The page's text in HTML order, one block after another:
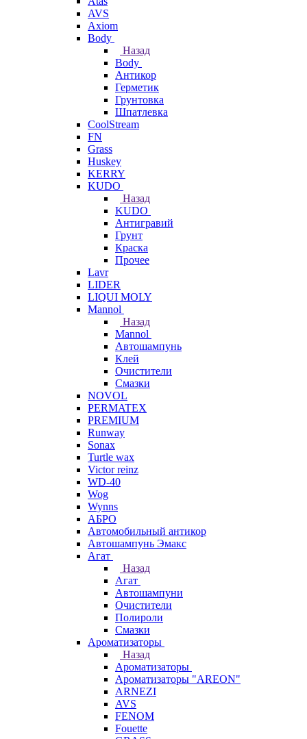
AVS
Axiom
Body
Назад
Body
Антикор
Герметик
Грунтовка
Шпатлевка
CoolStream
FN
Grass
Huskey
KERRY
KUDO
Назад
KUDO
Антигравий
Грунт
Краска
Прочее
Lavr
LIDER
LIQUI MOLY
Mannol
Назад
Mannol
Автошампунь
Клей
Очистители
Смазки
NOVOL
PERMATEX
PREMIUM
Runway
Sonax
Turtle wax
Victor reinz
WD-40
Wog
Wynns
АБРО
Автомобильный антикор
Автошампунь Эмакс
Агат
Назад
Агат
Автошампуни
Очистители
Полироли
Смазки
Ароматизаторы
Назад
Ароматизаторы
Ароматизаторы "AREON"
ARNEZI
AVS
FENOM
Fouette